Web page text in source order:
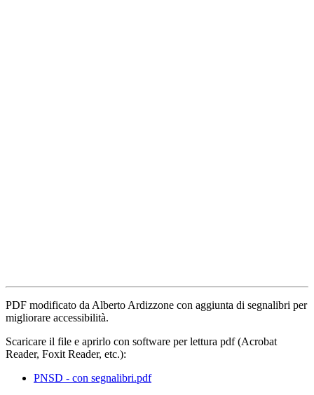
PDF modificato da Alberto Ardizzone con aggiunta di segnalibri per
migliorare accessibilità.
Scaricare il file e aprirlo con software per lettura pdf (Acrobat
Reader, Foxit Reader, etc.):
PNSD - con segnalibri.pdf